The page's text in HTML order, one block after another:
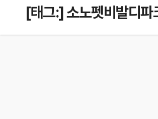
[태그:]소노펫비발디파